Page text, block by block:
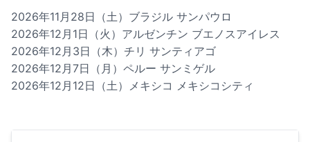
2026年11月28日（土）ブラジル サンパウロ
2026年12月1日（火）アルゼンチン ブエノスアイレス
2026年12月3日（木）チリ サンティアゴ
2026年12月7日（月）ペルー サンミゲル
2026年12月12日（土）メキシコ メキシコシティ